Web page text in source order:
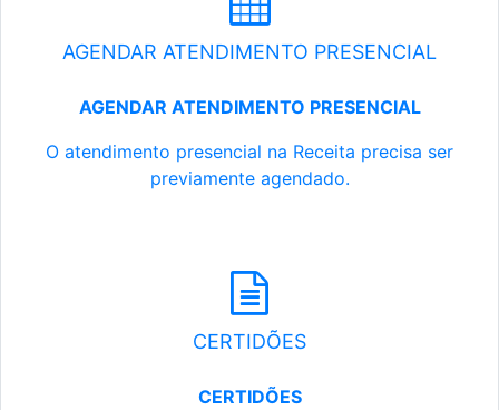
AGENDAR ATENDIMENTO PRESENCIAL
AGENDAR ATENDIMENTO PRESENCIAL
O atendimento presencial na Receita precisa ser
previamente agendado.
CERTIDÕES
CERTIDÕES